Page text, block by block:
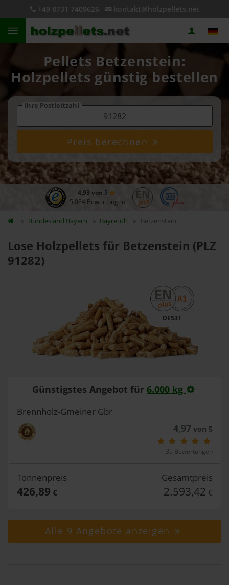
+49 8731 7409626 kontakt@holzpellets.net
Pellets Betzenstein:
Holzpellets günstig bestellen
Ihre Postleitzahl
Preis berechnen
4,93 von 5
5.084 Bewertungen
Bundesland Bayern Bayreuth Betzenstein
Lose Holzpellets für Betzenstein (PLZ
91282)
DE531
Günstigstes Angebot für 6.000 kg
Brennholz-Gmeiner Gbr
4,97von 5
35 Bewertungen
Tonnenpreis
426,89 €
Gesamtpreis
2.593,42 €
Alle 9 Angebote anzeigen